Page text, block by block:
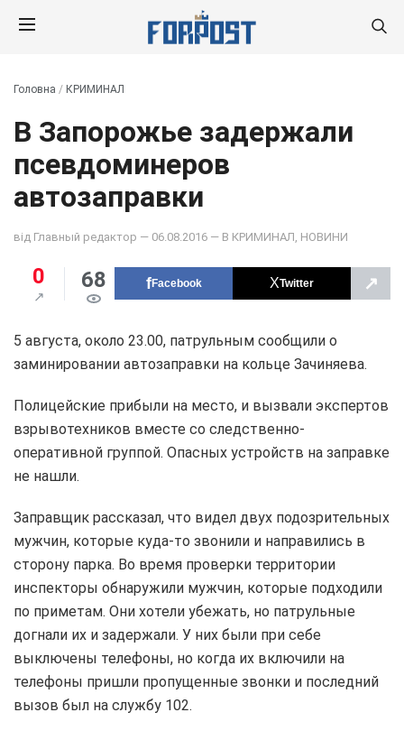
Головна / КРИМИНАЛ
В Запорожье задержали
псевдоминеров
автозаправки
від Главный редактор — 06.08.2016 — В КРИМИНАЛ НОВИНИ
0 68 Facebook Twitter ↗
5 августа, около 23.00, патрульным сообщили о
заминировании автозаправки на кольце Зачиняева.
Полицейские прибыли на место, и вызвали экспертов
взрывотехников вместе со следственно-
оперативной группой. Опасных устройств на заправке
не нашли.
Заправщик рассказал, что видел двух подозрительных
мужчин, которые куда-то звонили и направились в
сторону парка. Во время проверки территории
инспекторы обнаружили мужчин, которые подходили
по приметам. Они хотели убежать, но патрульные
догнали их и задержали. У них были при себе
выключены телефоны, но когда их включили на
телефоны пришли пропущенные звонки и последний
вызов был на службу 102.